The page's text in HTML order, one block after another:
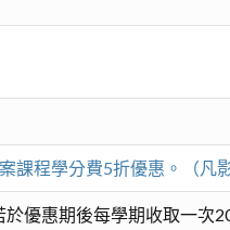
課程學分費5折優惠。（凡
優惠期後每學期收取一次